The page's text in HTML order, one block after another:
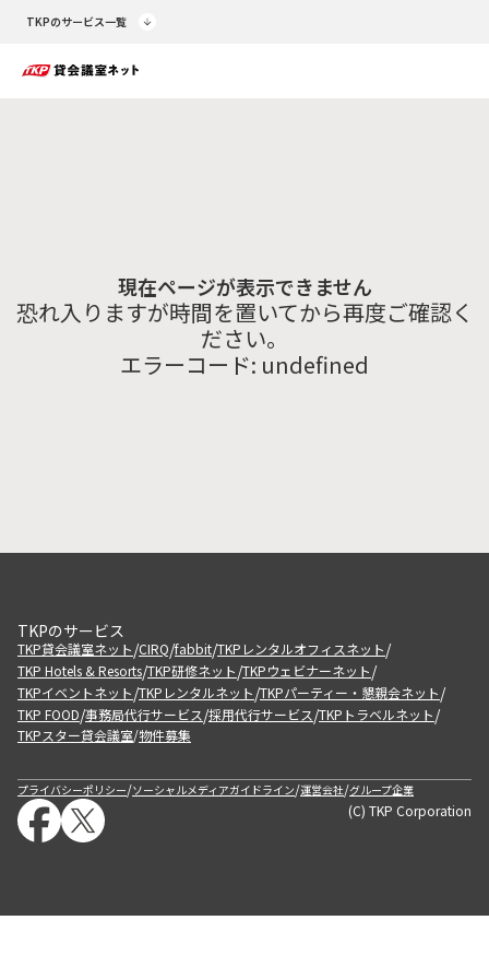
TKPのサービス一覧
現在ページが表示できません
恐れ入りますが時間を置いてから再度ご確認く
ださい。
エラーコード: undefined
TKPのサービス
TKP貸会議室ネット/CIRQ/fabbit/TKPレンタルオフィスネット/
TKP Hotels & Resorts/TKP研修ネット/TKPウェビナーネット/
TKPイベントネット/TKPレンタルネット/TKPパーティー・懇親会ネット/
TKP FOOD/事務局代行サービス/採用代行サービス/TKPトラベルネット/
TKPスター貸会議室/物件募集
プライバシーポリシー/ソーシャルメディアガイドライン/運営会社/グループ企業
(C) TKP Corporation